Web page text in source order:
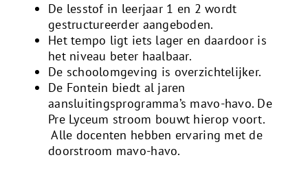
De lesstof in leerjaar 1 en 2 wordt
gestructureerder aangeboden.
Het tempo ligt iets lager en daardoor is
het niveau beter haalbaar.
De schoolomgeving is overzichtelijker.
De Fontein biedt al jaren
aansluitingsprogramma’s mavo-havo. De
Pre Lyceum stroom bouwt hierop voort.
Alle docenten hebben ervaring met de
doorstroom mavo-havo.